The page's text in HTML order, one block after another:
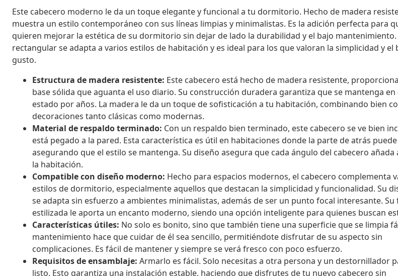
Este cabecero moderno le da un toque elegante y funcional a tu dormitorio. Hecho de madera
muestra un estilo contemporáneo con sus líneas limpias y minimalistas. Es la adición perfecta para
quieren mejorar la estética de su dormitorio sin dejar de lado la durabilidad y el bajo
rectangular se adapta a varios estilos de habitación y es ideal para los que valoran la simplicidad y el
gusto.
Estructura de madera resistente: Este cabecero está hecho de madera resistente,
base sólida que aguanta el uso diario. Su construcción duradera garantiza que se mantenga en
estado por años. La madera le da un toque de sofisticación a tu habitación, combinando bien
decoraciones tanto clásicas como modernas.
Material de respaldo terminado: Con un respaldo bien terminado, este cabecero se ve bien
está pegado a la pared. Esta característica es útil en habitaciones donde la parte de atrás
asegurando que el estilo se mantenga. Su diseño asegura que cada ángulo del cabecero añada
la habitación.
Compatible con diseño moderno: Hecho para espacios modernos, el cabecero complementa
estilos de dormitorio, especialmente aquellos que destacan la simplicidad y funcionalidad. Su
se adapta sin esfuerzo a ambientes minimalistas, además de ser un punto focal interesante. Su
estilizada le aporta un encanto moderno, siendo una opción inteligente para quienes buscan
Características útiles: No solo es bonito, sino que también tiene una superficie que se limpia
mantenimiento hace que cuidar de él sea sencillo, permitiéndote disfrutar de su aspecto sin
complicaciones. Es fácil de mantener y siempre se verá fresco con poco esfuerzo.
Requisitos de ensamblaje: Armarlo es fácil. Solo necesitas a otra persona y un destornillador
listo. Esto garantiza una instalación estable, haciendo que disfrutes de tu nuevo cabecero sin